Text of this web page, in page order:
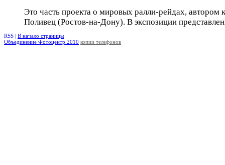
Это часть проекта о мировых ралли-рейдах, автором
Поливец (Ростов-на-Дону). В экспозиции
RSS | В начало страницы
Объединение Фотоцентр 2010 копии телефонов